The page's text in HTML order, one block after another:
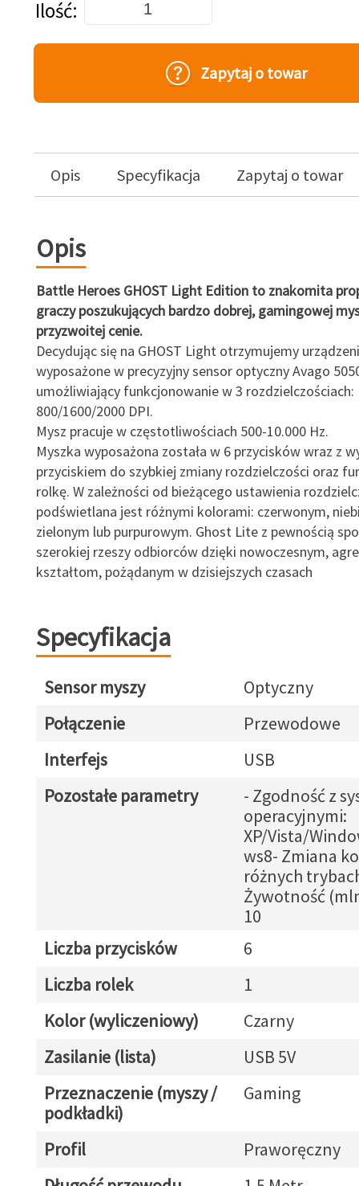
Ilość
Zapytaj o towar
Opis Specyfikacja Zapytaj o towar
Opis
Battle Heroes GHOST Light Edition to znakomita
graczy poszukujących bardzo dobrej, gamingowej
przyzwoitej cenie.
Decydując się na GHOST Light otrzymujemy
wyposażone w precyzyjny sensor optyczny Avago
umożliwiający funkcjonowanie w 3 rozdzielczościach:
800/1600/2000 DPI.
Mysz pracuje w częstotliwościach 500-10.000 Hz.
Myszka wyposażona została w 6 przycisków wraz z
przyciskiem do szybkiej zmiany rozdzielczości oraz
rolkę. W zależności od bieżącego ustawienia
podświetlana jest różnymi kolorami: czerwonym,
zielonym lub purpurowym. Ghost Lite z pewnością
szerokiej rzeszy odbiorców dzięki nowoczesnym,
kształtom, pożądanym w dzisiejszych czasach
Specyfikacja
Sensor myszy
Optyczny
Połączenie
Przewodowe
Interfejs
USB
Pozostałe parametry
- Zgodność z
operacyjnymi:
XP/Vista/
ws8- Zmiana
różnych
Żywotność
10
Liczba przycisków
6
Liczba rolek
1
Kolor (wyliczeniowy)
Czarny
Zasilanie (lista)
USB 5V
Przeznaczenie (myszy /
podkładki)
Gaming
Profil
Praworęczny